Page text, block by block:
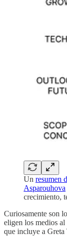
Un resumen
Asparouhova
crecimiento,
Curiosamente son
eligen los medios
que incluye a Greta